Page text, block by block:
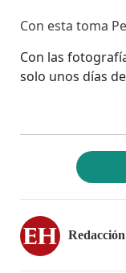
Con esta toma
Con las
solo unos días